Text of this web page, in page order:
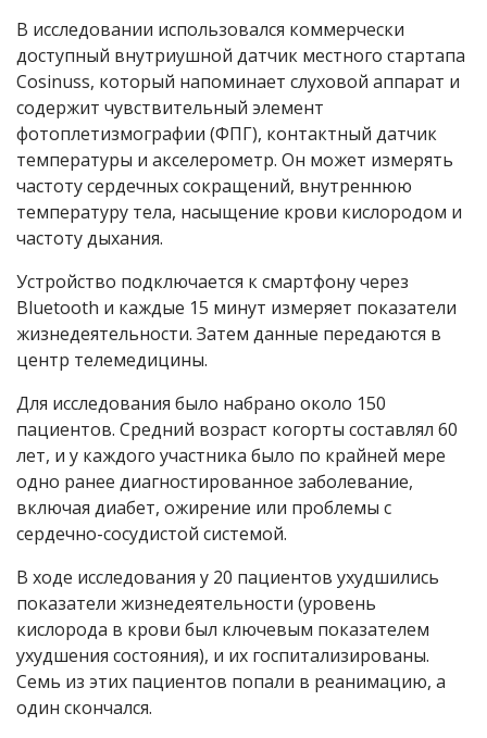
В исследовании использовался коммерчески
доступный внутриушной датчик местного стартапа
Cosinuss, который напоминает слуховой аппарат и
содержит чувствительный элемент
фотоплетизмографии (ФПГ), контактный датчик
температуры и акселерометр. Он может измерять
частоту сердечных сокращений, внутреннюю
температуру тела, насыщение крови кислородом и
частоту дыхания.
Устройство подключается к смартфону через
Bluetooth и каждые 15 минут измеряет показатели
жизнедеятельности. Затем данные передаются в
центр телемедицины.
Для исследования было набрано около 150
пациентов. Средний возраст когорты составлял 60
лет, и у каждого участника было по крайней мере
одно ранее диагностированное заболевание,
включая диабет, ожирение или проблемы с
сердечно-сосудистой системой.
В ходе исследования у 20 пациентов ухудшились
показатели жизнедеятельности (уровень
кислорода в крови был ключевым показателем
ухудшения состояния), и их госпитализированы.
Семь из этих пациентов попали в реанимацию, а
один скончался.